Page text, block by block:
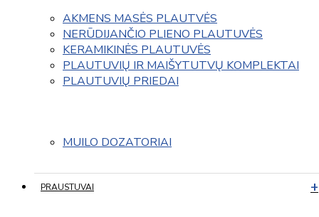
AKMENS MASĖS PLAUTVĖS
NERŪDIJANČIO PLIENO PLAUTUVĖS
KERAMIKINĖS PLAUTUVĖS
PLAUTUVIŲ IR MAIŠYTUTVŲ KOMPLEKTAI
PLAUTUVIŲ PRIEDAI
MUILO DOZATORIAI
PRAUSTUVAI